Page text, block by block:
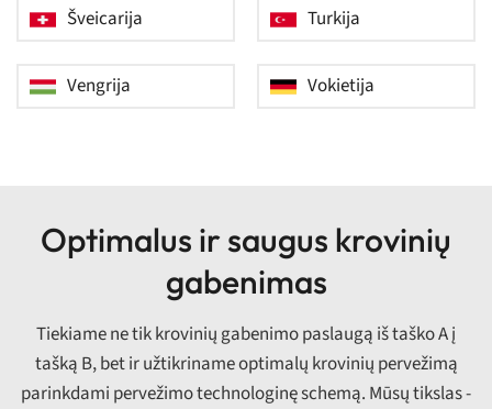
Šveicarija Turkija
Vengrija Vokietija
Optimalus ir saugus krovinių
gabenimas
Tiekiame ne tik krovinių gabenimo paslaugą iš taško A į
tašką B, bet ir užtikriname optimalų krovinių pervežimą
parinkdami pervežimo technologinę schemą. Mūsų tikslas -